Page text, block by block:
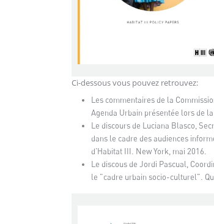
Ci-dessous vous pouvez retrouvez:
Les commentaires de la
Agenda Urbain présentée lors de
Le discours de Luciana Blasco,
dans le cadre des audiences
d'Habitat III. New York, mai 2016.
Le discous de Jordi Pascual,
le "cadre urbain socio-culturel".